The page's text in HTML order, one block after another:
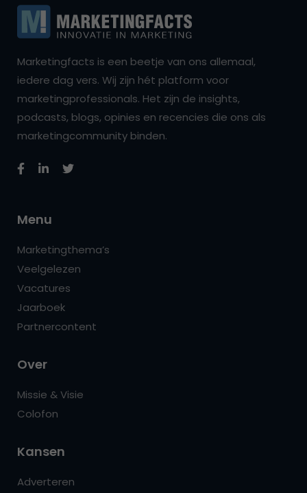
Marketingfacts is een beetje van ons allemaal,
iedere dag vers. Wij zijn hét platform voor
marketingprofessionals. Het zijn de insights,
podcasts, blogs, opinies en recencies die ons als
marketingcommunity binden.
Menu
Marketingthema’s
Veelgelezen
Vacatures
Jaarboek
Partnercontent
Over
Missie & Visie
Colofon
Kansen
Adverteren